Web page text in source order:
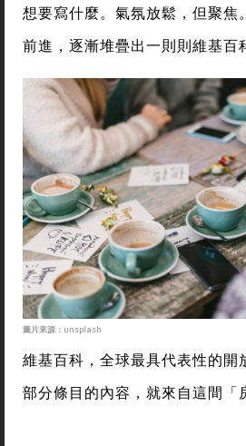
想要寫什麼。氣氛放鬆，但聚焦
前進，逐漸堆疊出一則則維基百
圖片來源：unsplash
維基百科，全球最具代表性的開
部分條目的內容，就來自這間「